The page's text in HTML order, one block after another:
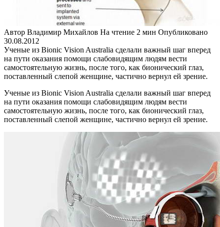
Автор Владимир Михайлов На чтение 2 мин Опубликовано
30.08.2012
Ученые из Bionic Vision Australia сделали важный шаг вперед
на пути оказания помощи слабовидящим людям вести
самостоятельную жизнь, после того, как бионический глаз,
поставленный слепой женщине, частично вернул ей зрение.
Ученые из Bionic Vision Australia сделали важный шаг вперед
на пути оказания помощи слабовидящим людям вести
самостоятельную жизнь, после того, как бионический глаз,
поставленный слепой женщине, частично вернул ей зрение.